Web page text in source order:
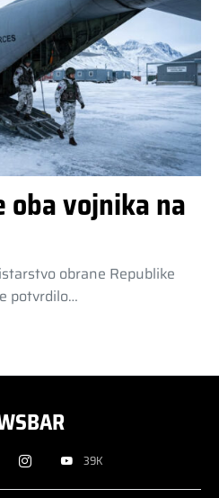
oba vojnika na
obrane Republike
potvrdilo…
39K